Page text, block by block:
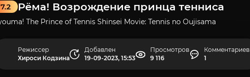
Рёма! Возрождение принца тенниса
7.2
The Prince of Tennis Shinsei Movie: Tennis no Oujisama
Режиссер
Хироси Кодзина
Добавлен
19-09-2023, 15:53
Просмотров
9 116
Комментариев
1